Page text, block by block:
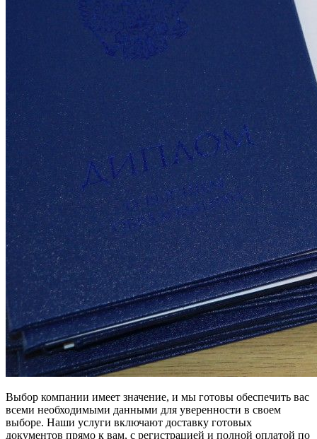
Выбор компании имеет значение, и мы готовы обеспечить вас
всеми необходимыми данными для уверенности в своем
выборе. Наши услуги включают доставку готовых
документов прямо к вам, с регистрацией и полной оплатой по